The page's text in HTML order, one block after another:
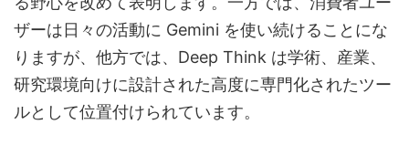
ザーは日々の活動に Gemini を使い続けることにな
りますが、他方では、Deep Think は学術、産業、
研究環境向けに設計された高度に専門化されたツー
ルとして位置付けられています。